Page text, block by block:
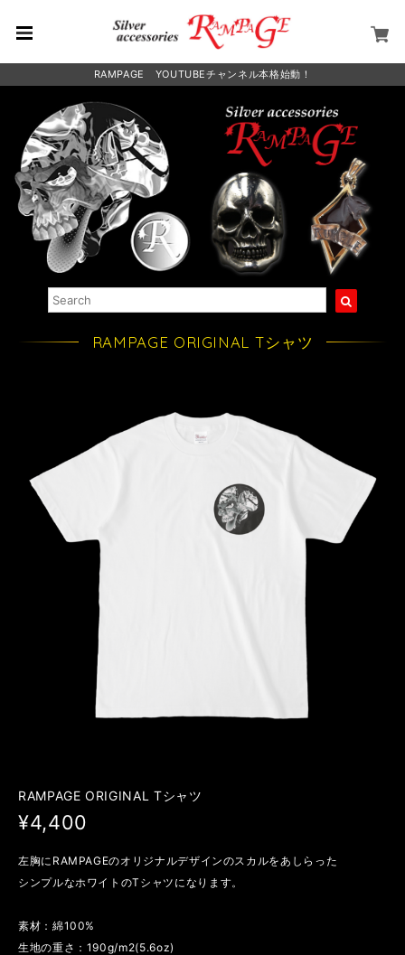
RAMPAGE YOUTUBEチャンネル本格始動！
RAMPAGE ORIGINAL Tシャツ
RAMPAGE ORIGINAL Tシャツ
¥4,400
左胸にRAMPAGEのオリジナルデザインのスカルをあしらった
シンプルなホワイトのTシャツになります。
素材：綿100%
生地の重さ：190g/m2(5.6oz)